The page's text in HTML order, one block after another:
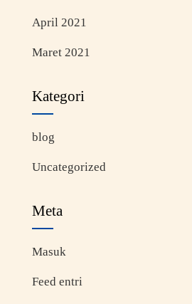
April 2021
Maret 2021
Kategori
blog
Uncategorized
Meta
Masuk
Feed entri